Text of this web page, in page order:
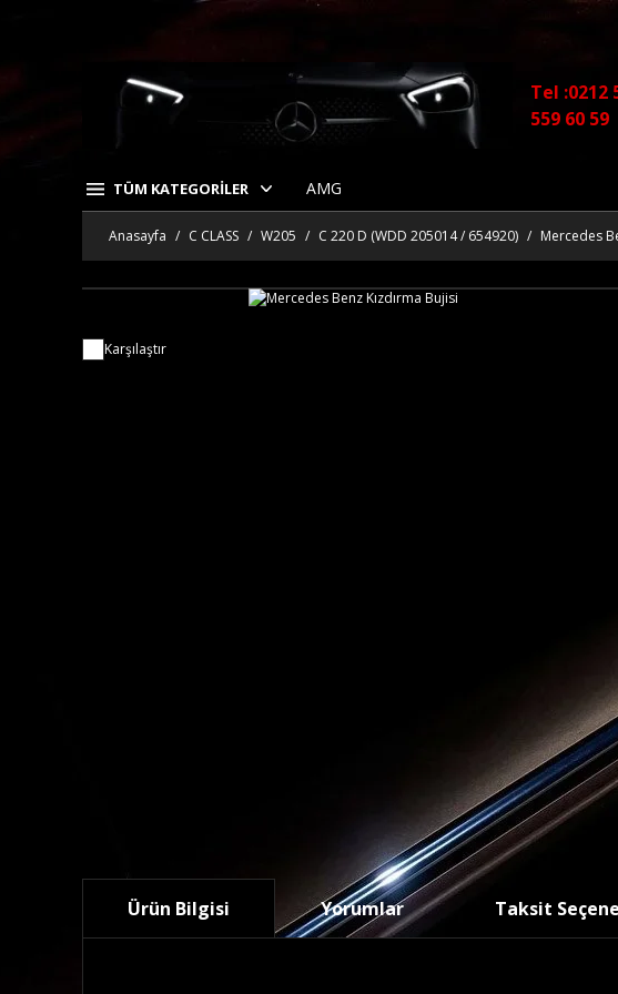
Tel :0212
559 60 59
TÜM KATEGORİLER AMG
Anasayfa C CLASS W205 C 220 D (WDD 205014 / 654920) Mercedes
Karşılaştır
Ürün Bilgisi Yorumlar Taksit